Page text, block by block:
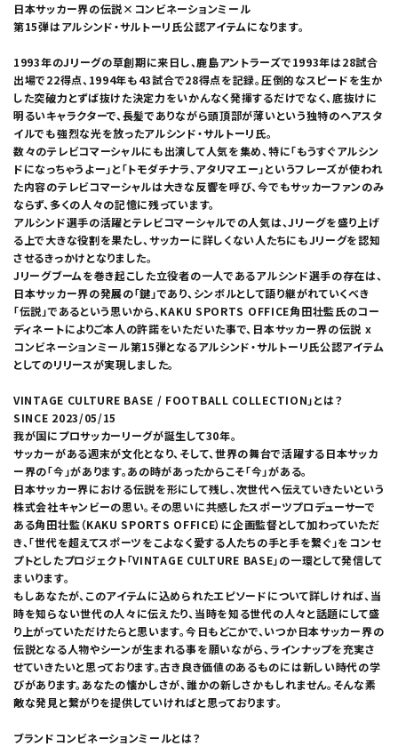
日本サッカー界の伝説×コンビネーションミール
第15弾はアルシンド・サルトーリ氏公認アイテムになります。
1993年のJリーグの草創期に来日し、鹿島アントラーズで1993年は28試合
出場で22得点、1994年も43試合で28得点を記録。圧倒的なスピードを生か
した突破力とずば抜けた決定力をいかんなく発揮するだけでなく、底抜けに
明るいキャラクターで、長髪でありながら頭頂部が薄いという独特のヘアスタ
イルでも強烈な光を放ったアルシンド・サルトーリ氏。
数々のテレビコマーシャルにも出演して人気を集め、特に「もうすぐアルシン
ドになっちゃうよー」と「トモダチナラ、アタリマエー」というフレーズが使われ
た内容のテレビコマーシャルは大きな反響を呼び、今でもサッカーファンのみ
ならず、多くの人々の記憶に残っています。
アルシンド選手の活躍とテレビコマーシャルでの人気は、Jリーグを盛り上げ
る上で大きな役割を果たし、サッカーに詳しくない人たちにもJリーグを認知
させるきっかけとなりました。
Jリーグブームを巻き起こした立役者の一人であるアルシンド選手の存在は、
日本サッカー界の発展の「鍵」であり、シンボルとして語り継がれていくべき
「伝説」であるという思いから、KAKU SPORTS OFFICE角田壮監氏のコー
ディネートによりご本人の許諾をいただいた事で、日本サッカー界の伝説 x
コンビネーションミール第15弾となるアルシンド・サルトーリ氏公認アイテム
としてのリリースが実現しました。
VINTAGE CULTURE BASE / FOOTBALL COLLECTION」とは？
SINCE 2023/05/15
我が国にプロサッカーリーグが誕生して30年。
サッカーがある週末が文化となり、そして、世界の舞台で活躍する日本サッカ
ー界の「今」があります。あの時があったからこそ「今」がある。
日本サッカー界における伝説を形にして残し、次世代へ伝えていきたいという
株式会社キャンビーの思い。その思いに共感したスポーツプロデューサーで
ある角田壮監（KAKU SPORTS OFFICE）に企画監督として加わっていただ
き、「世代を超えてスポーツをこよなく愛する人たちの手と手を繋ぐ」をコンセ
プトとしたプロジェクト「VINTAGE CULTURE BASE」の一環として発信して
まいります。
もしあなたが、このアイテムに込められたエピソードについて詳しければ、当
時を知らない世代の人々に伝えたり、当時を知る世代の人々と話題にして盛
り上がっていただけたらと思います。今日もどこかで、いつか日本サッカー界の
伝説となる人物やシーンが生まれる事を願いながら、ラインナップを充実さ
せていきたいと思っております。古き良き価値のあるものには新しい時代の学
びがあります。あなたの懐かしさが、誰かの新しさかもしれません。そんな素
敵な発見と繋がりを提供していければと思っております。
ブランドコンビネーションミールとは？